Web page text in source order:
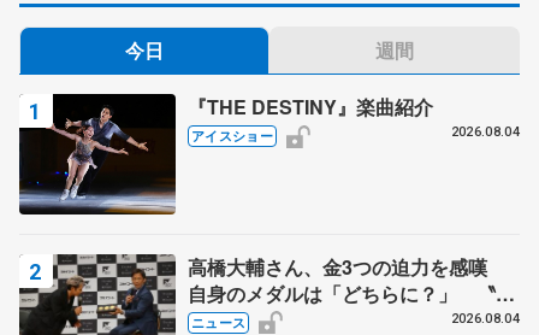
今日 週間
『THE DESTINY』楽曲紹介
アイスショー 2026.08.04
高橋大輔さん、金3つの迫力を感嘆
自身のメダルは「どちらに？」 〝リ
ス兄弟〟オリンピック3連覇の野村忠
ニュース 2026.08.04